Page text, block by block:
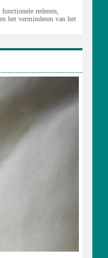
redenen,
het verminderen van het